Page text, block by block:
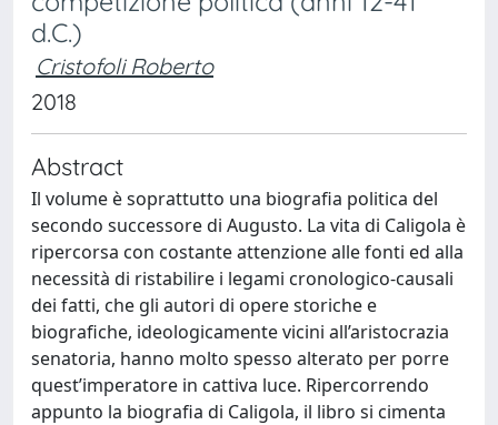
d.C.)
Cristofoli Roberto
2018
Abstract
Il volume è soprattutto una biografia politica del
secondo successore di Augusto. La vita di Caligola è
ripercorsa con costante attenzione alle fonti ed alla
necessità di ristabilire i legami cronologico-causali
dei fatti, che gli autori di opere storiche e
biografiche, ideologicamente vicini all’aristocrazia
senatoria, hanno molto spesso alterato per porre
quest’imperatore in cattiva luce. Ripercorrendo
appunto la biografia di Caligola, il libro si cimenta